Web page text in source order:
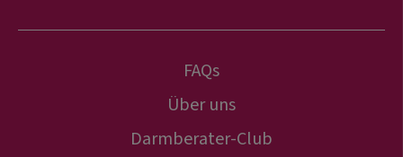
FAQs
Über uns
Darmberater-Club